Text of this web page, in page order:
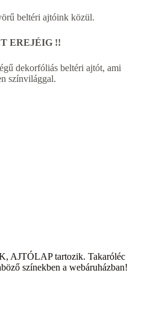
beltéri ajtóink közül.
EREJÉIG !!
dekorfóliás beltéri ajtót, ami
színvilággal.
AJTÓLAP tartozik. Takaróléc
színekben a webáruházban!